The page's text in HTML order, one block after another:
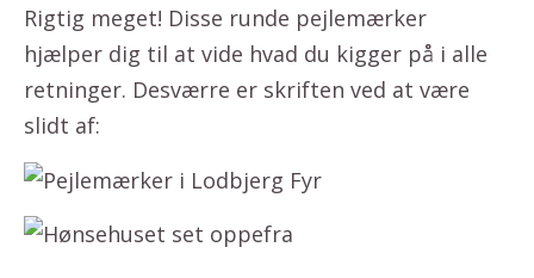
Rigtig meget! Disse runde pejlemærker
hjælper dig til at vide hvad du kigger på i alle
retninger. Desværre er skriften ved at være
slidt af: